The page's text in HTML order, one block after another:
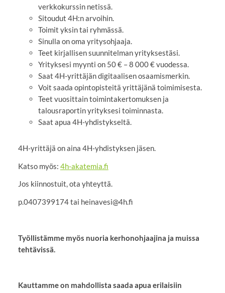
verkkokurssin netissä.
Sitoudut 4H:n arvoihin.
Toimit yksin tai ryhmässä.
Sinulla on oma yritysohjaaja.
Teet kirjallisen suunnitelman yrityksestäsi.
Yrityksesi myynti on 50 € – 8 000 € vuodessa.
Saat 4H-yrittäjän digitaalisen osaamismerkin.
Voit saada opintopisteitä yrittäjänä toimimisesta.
Teet vuosittain toimintakertomuksen ja
talousraportin yrityksesi toiminnasta.
Saat apua 4H-yhdistykseltä.
4H-yrittäjä on aina 4H-yhdistyksen jäsen.
Katso myös: 4h-akatemia.fi
Jos kiinnostuit, ota yhteyttä.
p.0407399174 tai heinavesi@4h.fi
Työllistämme myös nuoria kerhonohjaajina ja muissa
tehtävissä.
Kauttamme on mahdollista saada apua erilaisiin